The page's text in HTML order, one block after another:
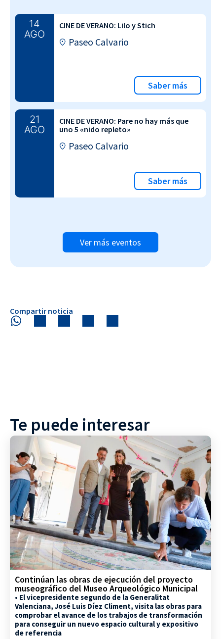
14
AGO
CINE DE VERANO: Lilo y Stich
Paseo Calvario
Saber más
21
AGO
CINE DE VERANO: Pare no hay más que
uno 5 «nido repleto»
Paseo Calvario
Saber más
Ver más eventos
Compartir noticia
Te puede interesar
Continúan las obras de ejecución del proyecto
museográfico del Museo Arqueológico Municipal
• El vicepresidente segundo de la Generalitat
Valenciana, José Luis Díez Climent, visita las obras para
comprobar el avance de los trabajos de transformación
para conseguir un nuevo espacio cultural y expositivo
de referencia